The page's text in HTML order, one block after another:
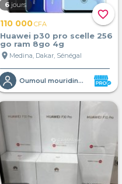
favorite_border
6 jours
110 000CFA
Huawei p30 pro scelle 256
go ram 8go 4g
location_on Medina, Dakar, Sénégal
Oumoul mouridina electronique